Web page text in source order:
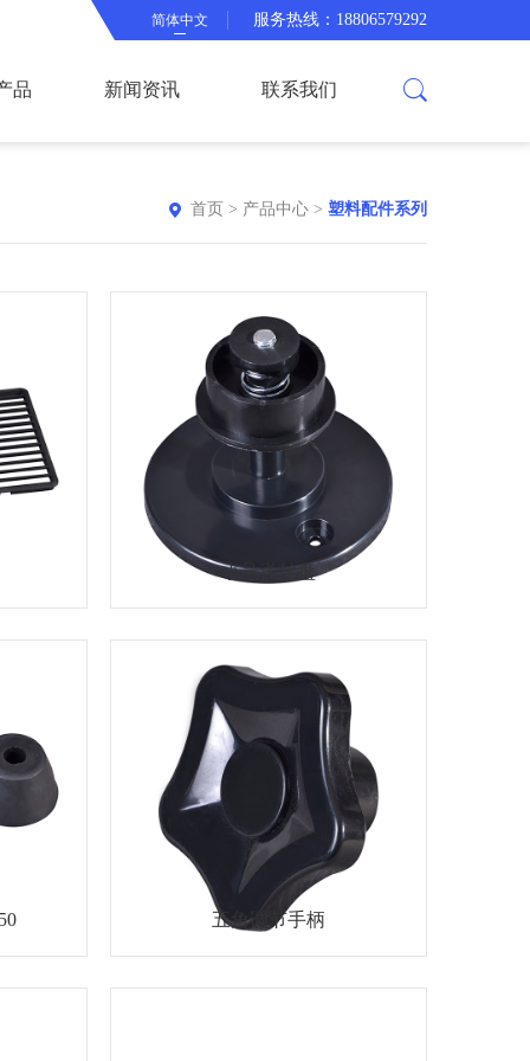
简体中文 服务热线：18806579292
品 新闻资讯 联系我们
首页 > 产品中心 > 塑料配件系列
小号送丝盘
五角调节手柄